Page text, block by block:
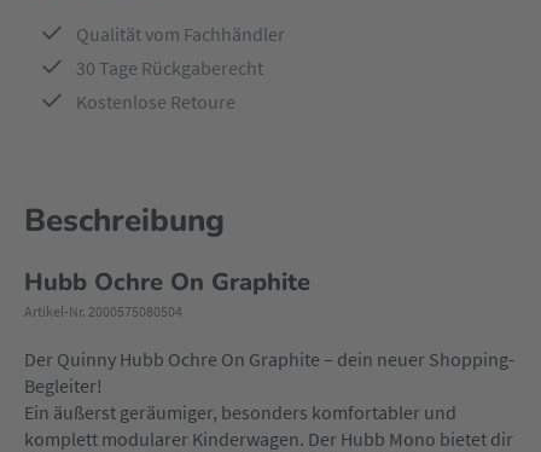
Qualität vom Fachhändler
30 Tage Rückgaberecht
Kostenlose Retoure
Beschreibung
Hubb Ochre On Graphite
Artikel-Nr. 2000575080504
Der Quinny Hubb Ochre On Graphite – dein neuer Shopping-
Begleiter!
Ein äußerst geräumiger, besonders komfortabler und
komplett modularer Kinderwagen. Der Hubb Mono bietet dir